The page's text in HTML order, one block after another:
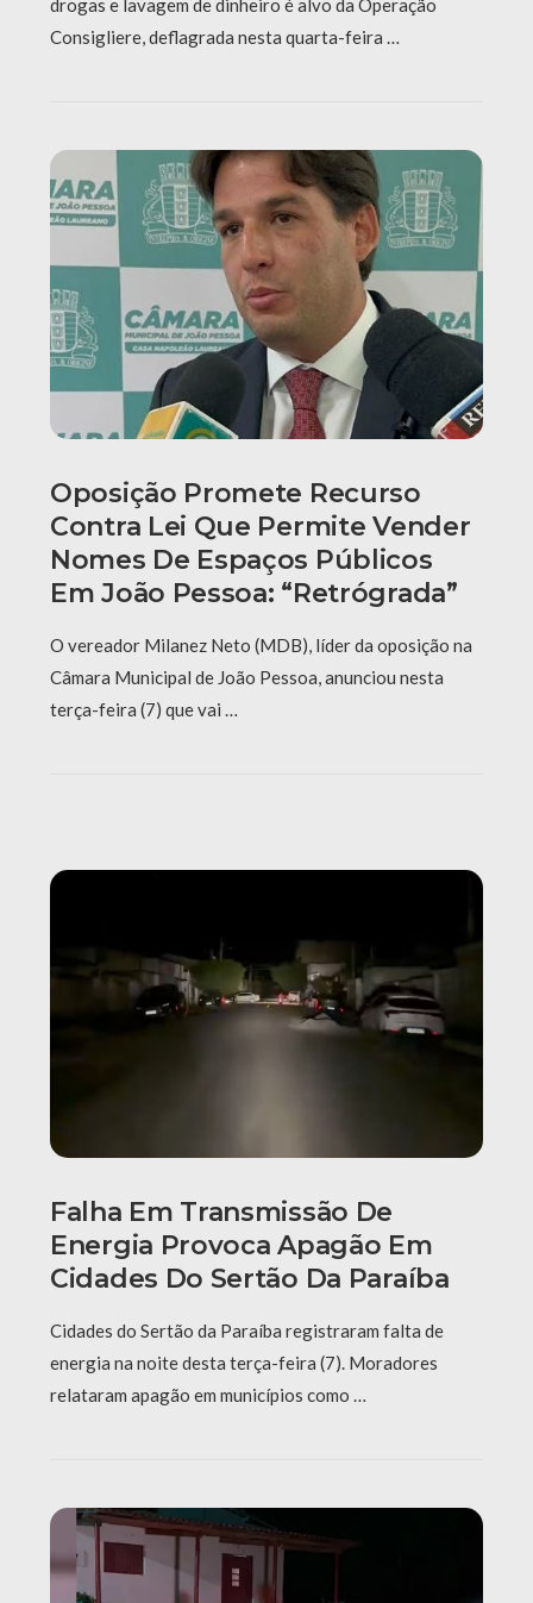
drogas e lavagem de dinheiro é alvo da Operação
Consigliere, deflagrada nesta quarta-feira …
Oposição Promete Recurso
Contra Lei Que Permite Vender
Nomes De Espaços Públicos
Em João Pessoa: “Retrógrada”
O vereador Milanez Neto (MDB), líder da oposição na
Câmara Municipal de João Pessoa, anunciou nesta
terça-feira (7) que vai …
Falha Em Transmissão De
Energia Provoca Apagão Em
Cidades Do Sertão Da Paraíba
Cidades do Sertão da Paraíba registraram falta de
energia na noite desta terça-feira (7). Moradores
relataram apagão em municípios como …